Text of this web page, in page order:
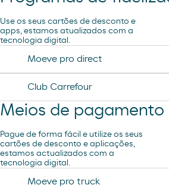
Ar e Água
Lavagem Manual – Jet Wash
Use os seus cartões de desconto e
apps, estamos atualizados com a
tecnologia digital.
Moeve pro direct
Club Carrefour
Meios de pagamento
Pague de forma fácil e utilize os seus
cartões de desconto e aplicações,
estamos actualizados com a
tecnologia digital.
Moeve pro truck